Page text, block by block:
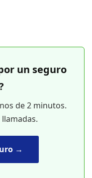
un seguro
de 2 minutos.
→